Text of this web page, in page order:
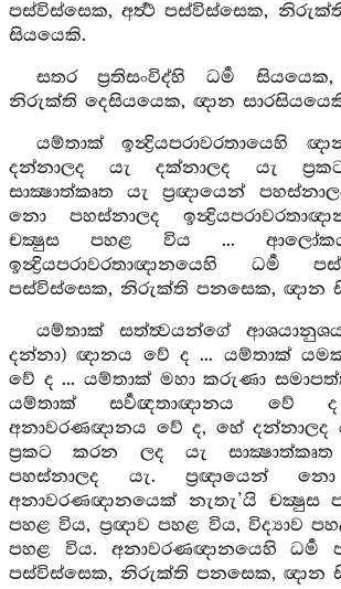
පස්විස්සෙක, අර්‍ත්‍ථ පස්විස්සෙක,
සියයෙකි.
සතර ප්‍රතිසංවිද්හි ධර්‍ම
නිරුක්ති දෙසියයෙක, ඥාන
යම්තාක් ඉන්‍ද්‍රියපරාවරතායෙහි
දන්නාලද යැ දක්නාලද යැ
සාක්‍ෂාත්කෘත යැ ප්‍රඥායෙන්
නො පහස්නාලද
චක්‍ෂුස පහළ විය ...
ඉන්‍ද්‍රියපරාවරතාඥානයෙහි ධර්‍ම
පස්විස්සෙක, නිරුක්ති පනසෙක, ඥාන
යම්තාක් සත්ත්‍වයන්ගේ
දන්නා) ඥානය වේ ද ... යම්තාක්
වේ ද ... යම්තාක් මහා කරුණා
යම්තාක් සර්‍වඥතාඥානය වේ
අනාවරණඥානය වේ ද, හේ දන්නාලද
ප්‍රකට කරන ලද යැ සාක්‍ෂාත්කෘත
පහස්නාලද යැ. ප්‍රඥායෙන්
අනාවරණඥානයෙක් නැතැ’යි චක්‍ෂුස
පහළ විය, ප්‍රඥාව පහළ විය, විද්‍යාව
පහළ විය. අනාවරණඥානයෙහි ධර්‍ම
පස්විස්සෙක, නිරුක්ති පනසෙක, ඥාන